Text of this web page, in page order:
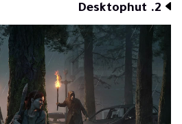
2. Desktophut